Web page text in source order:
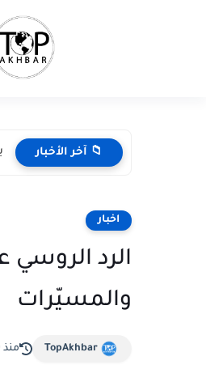
📁 آخر الأخبار
اخبار
الرد
والمسيّرات
TopAkhbar